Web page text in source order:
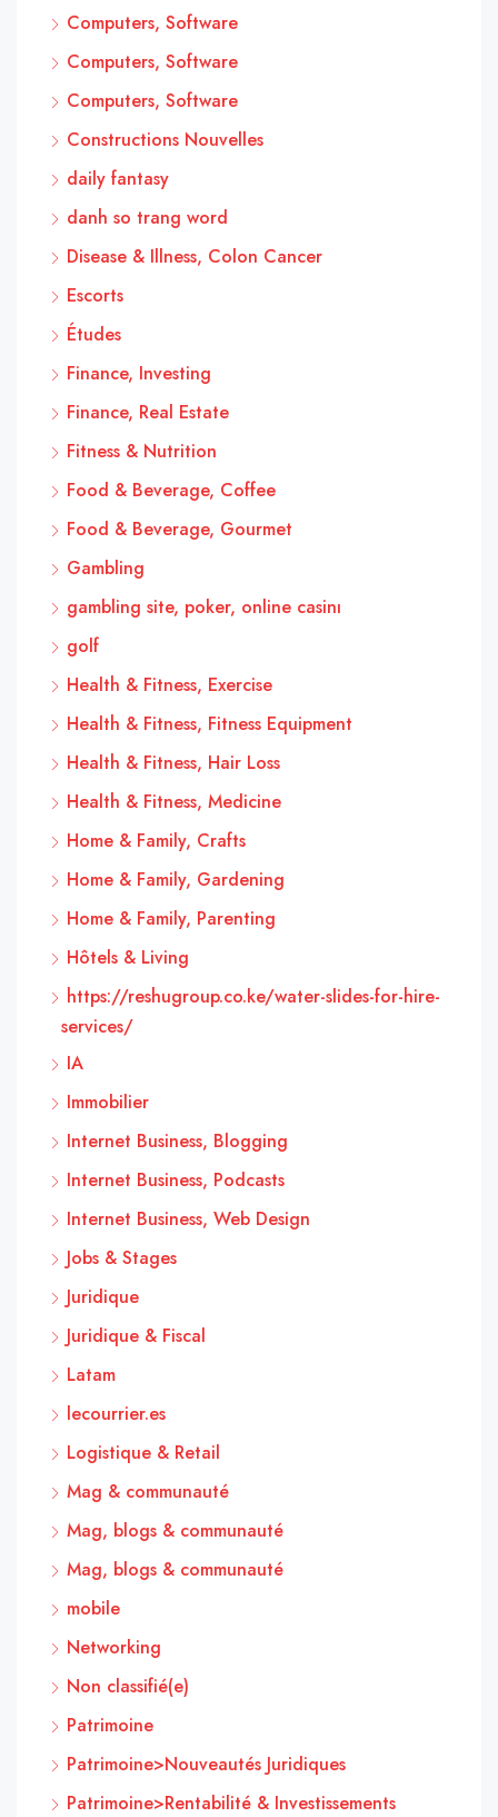
Computers, Software
Computers, Software
Computers, Software
Constructions Nouvelles
daily fantasy
danh so trang word
Disease & Illness, Colon Cancer
Escorts
Études
Finance, Investing
Finance, Real Estate
Fitness & Nutrition
Food & Beverage, Coffee
Food & Beverage, Gourmet
Gambling
gambling site, poker, online casinı
golf
Health & Fitness, Exercise
Health & Fitness, Fitness Equipment
Health & Fitness, Hair Loss
Health & Fitness, Medicine
Home & Family, Crafts
Home & Family, Gardening
Home & Family, Parenting
Hôtels & Living
https://reshugroup.co.ke/water-slides-for-hire-
services/
IA
Immobilier
Internet Business, Blogging
Internet Business, Podcasts
Internet Business, Web Design
Jobs & Stages
Juridique
Juridique & Fiscal
Latam
lecourrier.es
Logistique & Retail
Mag & communauté
Mag, blogs & communauté
Mag, blogs & communauté
mobile
Networking
Non classifié(e)
Patrimoine
Patrimoine>Nouveautés Juridiques
Patrimoine>Rentabilité & Investissements